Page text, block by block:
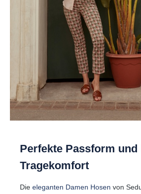
Perfekte Passform und
Tragekomfort
Die eleganten Damen Hosen von